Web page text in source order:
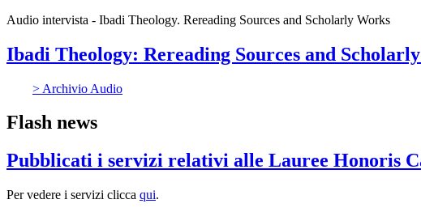
Audio intervista - Ibadi Theology. Rereading Sources and Scholarly Works
Ibadi Theology: Rereading Sources and
> Archivio Audio
Flash news
Pubblicati i servizi relativi alle Lauree Honoris
Per vedere i servizi clicca qui.